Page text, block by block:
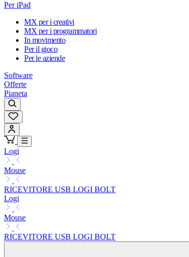
Per iPad
MX per i creativi
MX per i programmatori
In movimento
Per il gioco
Per le aziende
Software
Offerte
Pianeta
Logi
Mouse
RICEVITORE USB LOGI BOLT
Logi
Mouse
RICEVITORE USB LOGI BOLT